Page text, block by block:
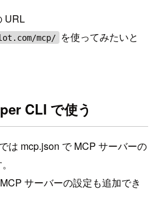
URL
mcp/
を使ってみたいと
CLI で使う
は mcp.json で MCP サーバーの
サーバーの設定も追加でき